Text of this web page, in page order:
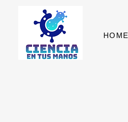
HOME